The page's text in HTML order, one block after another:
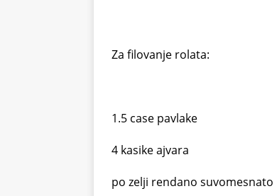
Za filovanje rolata:
1.5 case pavlake
4 kasike ajvara
po zelji rendano suvomesnato